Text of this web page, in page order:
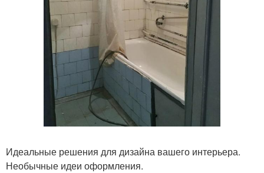
Идеальные решения для дизайна вашего интерьера.
Необычные идеи оформления.